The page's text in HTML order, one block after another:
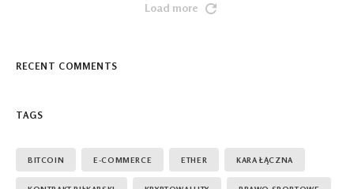
Load more
RECENT COMMENTS
TAGS
BITCOIN E-COMMERCE ETHER KARA ŁĄCZNA